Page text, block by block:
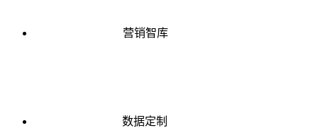
营销智库
数据定制